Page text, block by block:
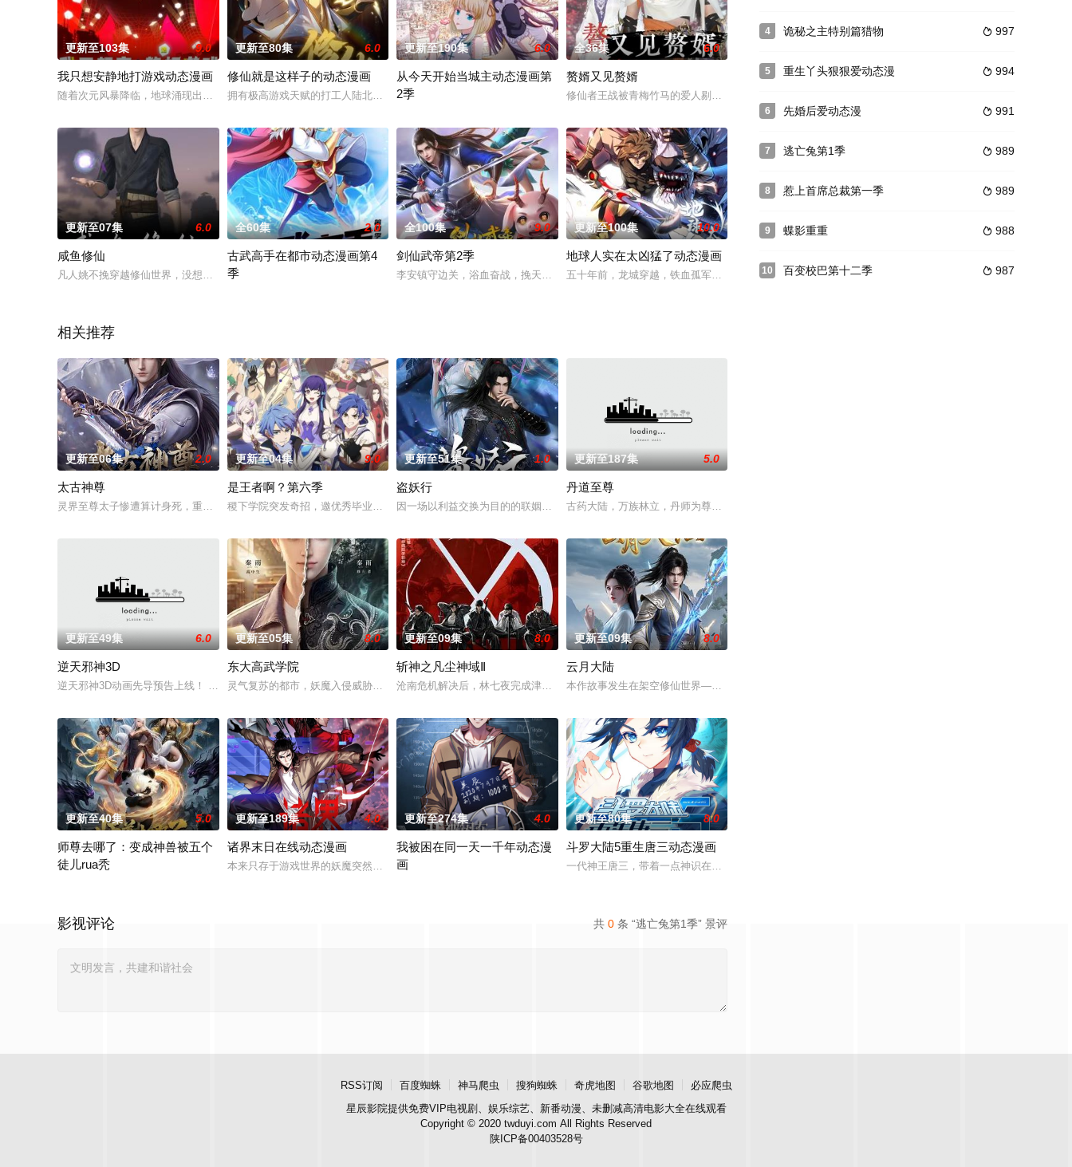
更新至103集 9.0
我只想安静地打游戏动态漫画
随着次元风暴降临，地球涌现出大量异次元领域，仙、佛、恶魔、天使、精灵等各种异次元生物降临地球。天才少年周文，凭借意外得来的一部可以将现实世界转化为游戏
更新至80集 6.0
修仙就是这样子的动态漫画
拥有极高游戏天赋的打工人陆北，魂穿当下最热门游戏“九州世界”中，成为游戏NPC。然而，他一想到玩家们常常违背游戏规则，欺负游戏里的NPC，为了避免自己
更新至190集 6.0
从今天开始当城主动态漫画第
2季
当游戏宅男穿越异界，御姐猫耳娘，萝莉狐耳娘，软妹兔耳娘……这不是动物园！这是一个弱肉强食却又奇妙的异世界！一场真实的策略性游戏，
全36集 6.0
赘婿又见赘婿
修仙者王战被青梅竹马的爱人剔去混沌神骨，一剑斩杀，没想到穿越到另一个世界的傻子赘婿身上！开局就被
更新至07集 6.0
咸鱼修仙
凡人姚不挽穿越修仙世界，没想到唯一的金手指只有特效，开局就被太古圣地老祖收为弟子，随后一路横推，成为儒道双圣。
全60集 2.0
古武高手在都市动态漫画第4
季
全100集 9.0
剑仙武帝第2季
李安镇守边关，浴血奋战，挽天佑王朝于将倾，然而在他为国杀敌的时候，他未过门的妻子司木琪却和太子厮混在了一起，天佑王朝国主更是免去
更新至100集 10.0
地球人实在太凶猛了动态漫画
五十年前，龙城穿越，铁血孤军，高举地球文明的战旗，面对异界万族的恐怖狂潮。五十年后，孟超重生，
相关推荐
更新至06集 2.0
太古神尊
灵界至尊太子惨遭算计身死，重生跌落凡尘沦为底层杂役！身怀绝世造化神丹与逆天功法，仅凭一柄锈剑掀翻整片武道世界。双武魂同步觉醒，炼化万灵、参悟神魂两道同
更新至04集 9.0
是王者啊？第六季
稷下学院突发奇招，邀优秀毕业生返校担任临时“代课老师”！周瑜、诸葛亮展开启“双师对决”，以曜为首的“星之队”和在校生们，在与学长们的奇妙互动中制造爆笑
更新至51集 1.0
盗妖行
因一场以利益交换为目的的联姻，太玄楼刺客江元与九璇宗圣女韶月奉命成婚。两人在洞房夜发起暗杀，却发现彼此皆是不死之身。为了得到对方
更新至187集 5.0
丹道至尊
古药大陆，万族林立，丹师为尊；双生武脉，再现世间！醉卧美人膝，成就丹道至尊！
更新至49集 6.0
逆天邪神3D
逆天邪神3D动画先导预告上线！ 掌天毒之珠，承邪神之血，修逆天之力。 高能工作室出品，爱奇艺全网独播，敬请期待！
更新至05集 8.0
东大高武学院
灵气复苏的都市，妖魔入侵威胁来袭，天生废灵根的少年秦雨体内意外觉醒神力，被选中成为神秘至强功法万物生的传承人。秦雨加入东大高武学院后逐渐结识侠肝义胆的
更新至09集 8.0
斩神之凡尘神域Ⅱ
沧南危机解决后，林七夜完成津南山为期一年的守夜人集训考核，成为了正式的守夜人后，重回136小队，与伙伴再度开启一场与古神教会的崭新
更新至09集 8.0
云月大陆
本作故事发生在架空修仙世界——云月大陆。大陆鼎盛时期由浣溪沙、赤霞峰、风吟山庄、无尘岛、轩辕门五
更新至40集 5.0
师尊去哪了：变成神兽被五个
徒儿rua秃
更新至189集 4.0
诸界末日在线动态漫画
本来只存于游戏世界的妖魔突然在现实世界降临，资深玩家顾青山与最终 boss 同归于尽后，穿越回到末日尚未开始之时，利用战神系统与各种末日灾难、妖魔、邪
更新至274集 4.0
我被困在同一天一千年动态漫
画
更新至80集 8.0
斗罗大陆5重生唐三动态漫画
一代神王唐三，带着一点神识在宇宙中遨游，寻找妻子转世重生的世界。神王唐三的妻子小舞因病去世，唐
共 0 条 “逃亡兔第1季” 景评
影视评论
4  997
诡秘之主特别篇猎物
5  994
重生丫头狠狠爱动态漫
6  991
先婚后爱动态漫
7  989
逃亡兔第1季
8  989
惹上首席总裁第一季
9  988
蝶影重重
10  987
百变校巴第十二季
RSS订阅 百度蜘蛛 神马爬虫 搜狗蜘蛛 奇虎地图 谷歌地图
必应爬虫
星辰影院提供免费VIP电视剧、娱乐综艺、新番动漫、未删减高清电影大全在线观看
Copyright © 2020 twduyi.com All Rights Reserved
陕ICP备00403528号